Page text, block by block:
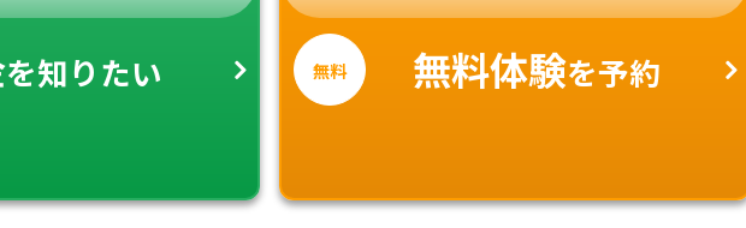
を知りたい 無料 無料体験を予約